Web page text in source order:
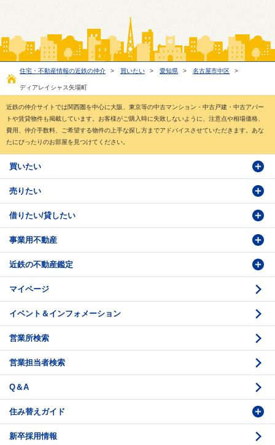
住宅・不動産情報の近鉄の仲介 > 買いたい > 愛知県 > 名古屋市中区 >
ディアレイシャス矢場町
近鉄の仲介サイトでは関西圏を中心に大阪、東京等の中古マンション・中古戸建・中古アパー
トや賃貸物件も掲載しています。お客様がご購入時に失敗しないように、注意点や相場価格、
費用、仲介手数料、ご希望する物件の上手な探し方までアドバイスさせていただきます。あな
たにぴったりのお部屋を見つけてください。
買いたい
物件検索
物件番号検索
投資・事業用検索
購入のお問い合わせ
売りたい
価格査定依頼
売却相談
借りたい/貸したい
賃貸物件検索
学園前賃貸センター
賃貸借のお問い合わせ
事業用不動産
購入・売却の流れ
収益不動産の取扱
底地の資産性
相続と不動産
不動産投資のQ＆A
法人営業センター紹介
近鉄の不動産鑑定
時価評価支援
鑑定評価ご相談例
鑑定評価の流れ
お問い合わせ・ご相談
鑑定センター紹介
マイページ
イベント＆インフォメーション
営業所検索
営業担当者検索
Q＆A
住み替えガイド
価格査定
購入のスケジュール
新卒採用情報